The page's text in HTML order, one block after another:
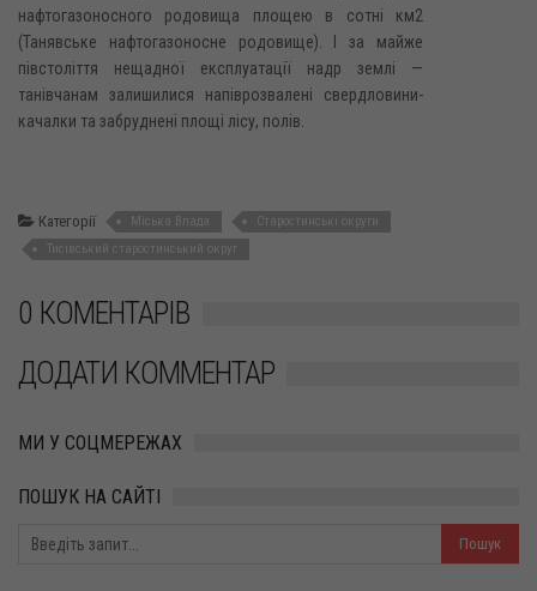
нафтогазоносного родовища площею в сотні км2
(Танявське нафтогазоносне родовище). І за майже
півстоліття нещадної експлуатації надр землі —
танівчанам залишилися напіврозвалені свердловини-
качалки та забруднені площі лісу, полів.
Категорії Міська Влада
Старостинські округи
Тисівський старостинський округ
0 КОМЕНТАРІВ
ДОДАТИ КОММЕНТАР
МИ У СОЦМЕРЕЖАХ
ПОШУК НА САЙТІ